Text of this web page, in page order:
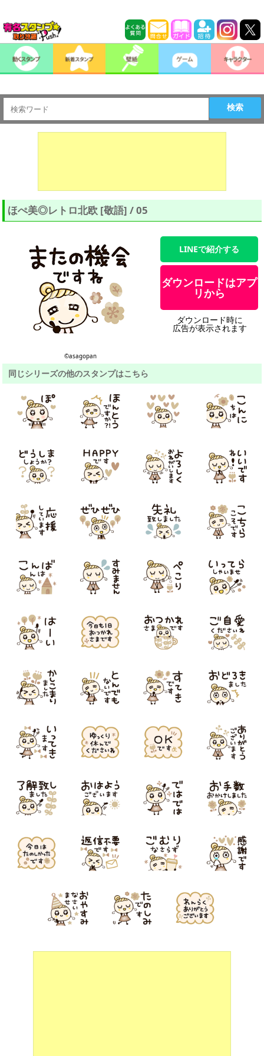
検索
ほぺ美◎レトロ北欧 [敬語] / 05
©︎asagopan
LINEで紹介する
ダウンロードはアプ
リから
ダウンロード時に
広告が表示されます
同じシリーズの他のスタンプはこちら